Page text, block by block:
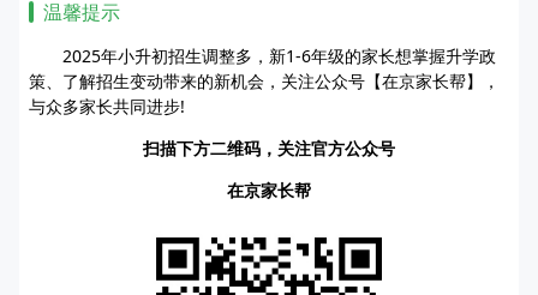
温馨提示
2025年小升初招生调整多，新1-6年级的家长想掌握升学政
策、了解招生变动带来的新机会，关注公众号【在京家长帮】，
与众多家长共同进步!
扫描下方二维码，关注官方公众号
在京家长帮